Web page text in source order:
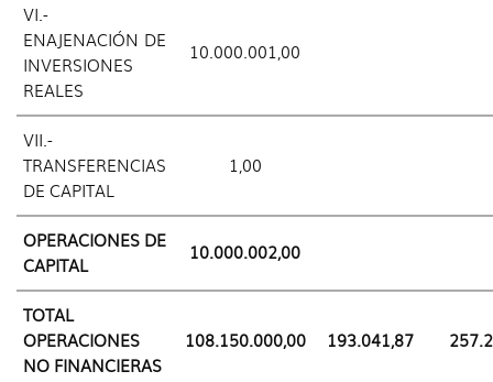
VI.-
ENAJENACIÓN DE
INVERSIONES
REALES
10.000.001,00
VII.-
TRANSFERENCIAS
DE CAPITAL
1,00
OPERACIONES DE
CAPITAL
10.000.002,00
TOTAL
OPERACIONES
NO FINANCIERAS
108.150.000,00 193.041,87